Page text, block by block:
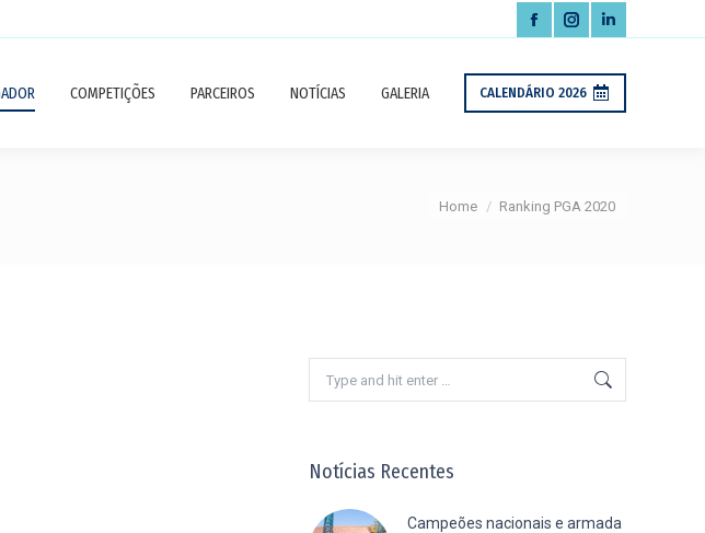
Facebook
page
window
Instagram
page
opens
window
Linkedin
page
opens
window
COMPETIÇÕES PARCEIROS NOTÍCIAS GALERIA CALENDÁRIO 2026
Home Ranking PGA 2020
Notícias Recentes
Campeões nacionais e armada